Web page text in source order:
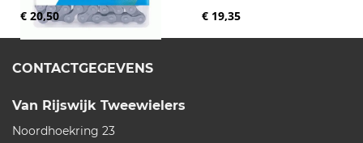
€ 20,50 € 19,35
CONTACTGEGEVENS
Van Rijswijk Tweewielers
Noordhoekring 23